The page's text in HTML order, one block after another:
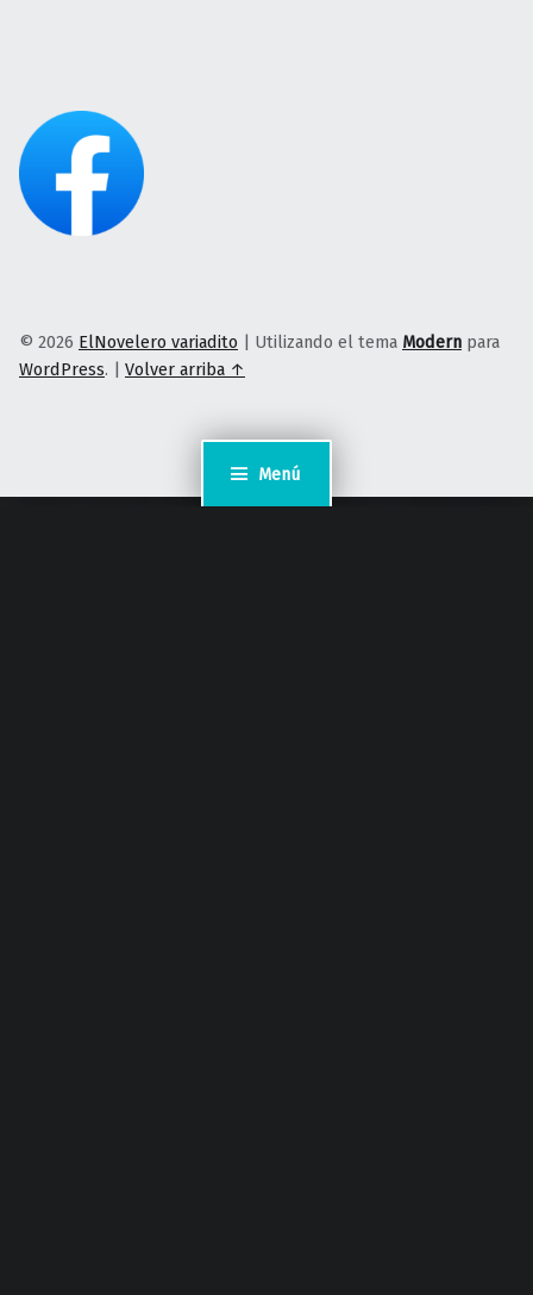
Menú
© 2026 ElNovelero variadito | Utilizando el tema Modern para
WordPress. | Volver arriba ↑